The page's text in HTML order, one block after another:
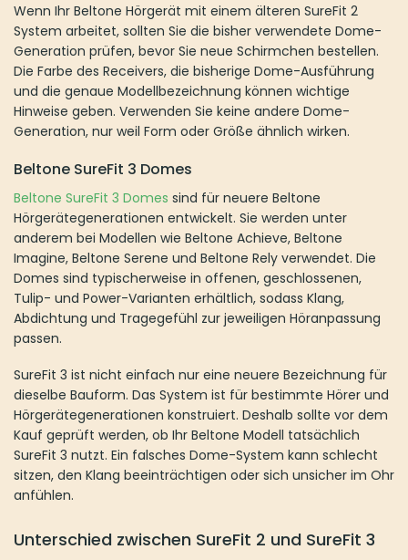
Wenn Ihr Beltone Hörgerät mit einem älteren SureFit 2
System arbeitet, sollten Sie die bisher verwendete Dome-
Generation prüfen, bevor Sie neue Schirmchen bestellen.
Die Farbe des Receivers, die bisherige Dome-Ausführung
und die genaue Modellbezeichnung können wichtige
Hinweise geben. Verwenden Sie keine andere Dome-
Generation, nur weil Form oder Größe ähnlich wirken.
Beltone SureFit 3 Domes
Beltone SureFit 3 Domes sind für neuere Beltone
Hörgerätegenerationen entwickelt. Sie werden unter
anderem bei Modellen wie Beltone Achieve, Beltone
Imagine, Beltone Serene und Beltone Rely verwendet. Die
Domes sind typischerweise in offenen, geschlossenen,
Tulip- und Power-Varianten erhältlich, sodass Klang,
Abdichtung und Tragegefühl zur jeweiligen Höranpassung
passen.
SureFit 3 ist nicht einfach nur eine neuere Bezeichnung für
dieselbe Bauform. Das System ist für bestimmte Hörer und
Hörgerätegenerationen konstruiert. Deshalb sollte vor dem
Kauf geprüft werden, ob Ihr Beltone Modell tatsächlich
SureFit 3 nutzt. Ein falsches Dome-System kann schlecht
sitzen, den Klang beeinträchtigen oder sich unsicher im Ohr
anfühlen.
Unterschied zwischen SureFit 2 und SureFit 3